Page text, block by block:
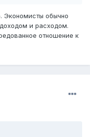
Экономисты обычно
и расходом.
отношение к